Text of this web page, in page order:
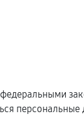
персональные